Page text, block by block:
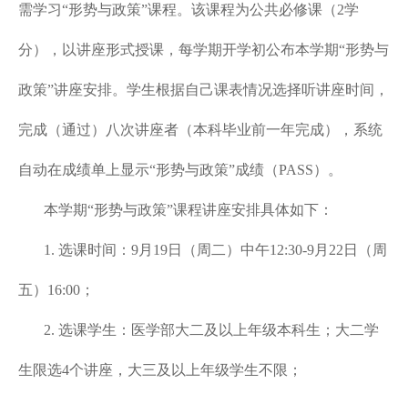
需学习“形势与政策”课程。该课程为公共必修课（2学
分），以讲座形式授课，每学期开学初公布本学期“形势与
政策”讲座安排。学生根据自己课表情况选择听讲座时间，
完成（通过）八次讲座者（本科毕业前一年完成），系统
自动在成绩单上显示“形势与政策”成绩（PASS）。
本学期“形势与政策”课程讲座安排具体如下：
1. 选课时间： 9月 19日（周二）中午12:30-9月 22 日（周
五） 16:00 ；
2. 选课学生：医学部大二及以上年级本科生；大二学
生限选4个讲座，大三及以上年级学生不限；